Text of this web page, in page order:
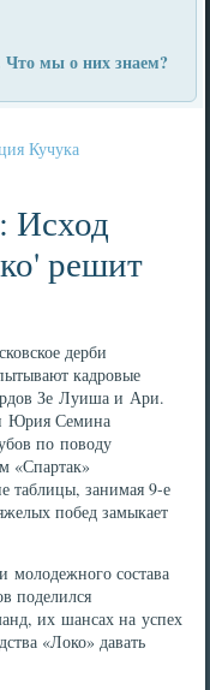
мы о них знаем?
Кучука
Исход
решит
дерби
кадровые
Зе Луиша и Ари.
Юрия Семина
по поводу
«Спартак»
таблицы, занимая 9-е
побед замыкает
молодежного состава
поделился
их шансах на успех
«Локо» давать